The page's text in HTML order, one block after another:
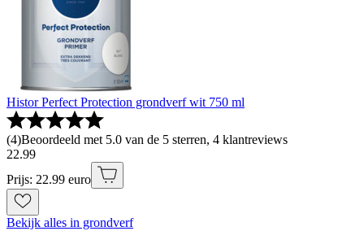
Histor Perfect Protection grondverf wit 750 ml
(4)Beoordeeld met 5.0 van de 5 sterren, 4 klantreviews
22.99
Prijs: 22.99 euro
Bekijk alles in grondverf